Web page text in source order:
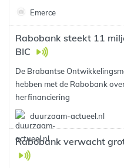
Emerce
Rabobank steekt 11
BIC
De Brabantse
hebben met de Rabobank
herfinanciering
duurzaam-actueel.nl
Rabobank verwacht